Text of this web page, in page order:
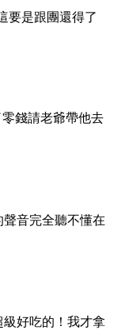
要是跟團還得了
錢請老爺帶他去
音完全聽不懂在
好吃的！我才拿